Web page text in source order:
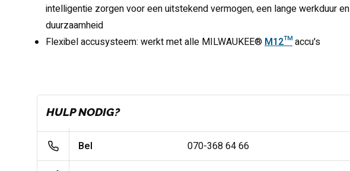
intelligentie zorgen voor een uitstekend vermogen, een lange werkduur en
duurzaamheid
Flexibel accusysteem: werkt met alle MILWAUKEE®M12™accu's
HULP NODIG?
Bel 070-368 64 66